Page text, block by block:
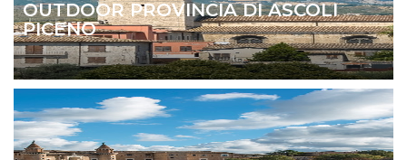
OUTDOOR PROVINCIA DI ASCOLI
PICENO